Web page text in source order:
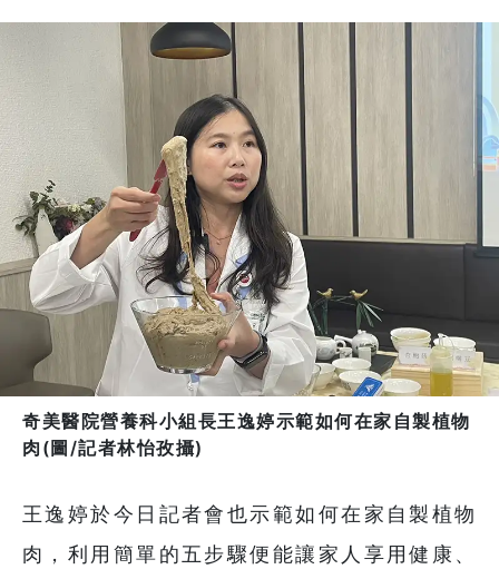
奇美醫院營養科小組長王逸婷示範如何在家自製植物
肉(圖/記者林怡孜攝)
王逸婷於今日記者會也示範如何在家自製植物
肉，利用簡單的五步驟便能讓家人享用健康、